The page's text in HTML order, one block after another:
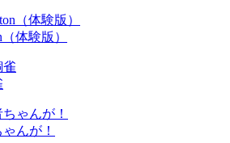
体験版）
んが！